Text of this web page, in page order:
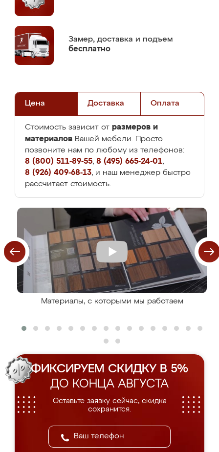
Замер, доставка и подъем
бесплатно
Цена Доставка Оплата
Стоимость зависит от размеров и
материалов Вашей мебели. Просто
позвоните нам по любому из телефонов:
8 (800) 511-89-55, 8 (495) 665-24-01,
8 (926) 409-68-13, и наш менеджер быстро
рассчитает стоимость.
Материалы, с которыми мы работаем
ФИКСИРУЕМ СКИДКУ В 5%
ДО КОНЦА АВГУСТА
Оставьте заявку сейчас, скидка
сохранится.